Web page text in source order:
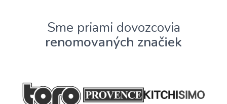
Sme priami dovozcovia
renomovaných značiek